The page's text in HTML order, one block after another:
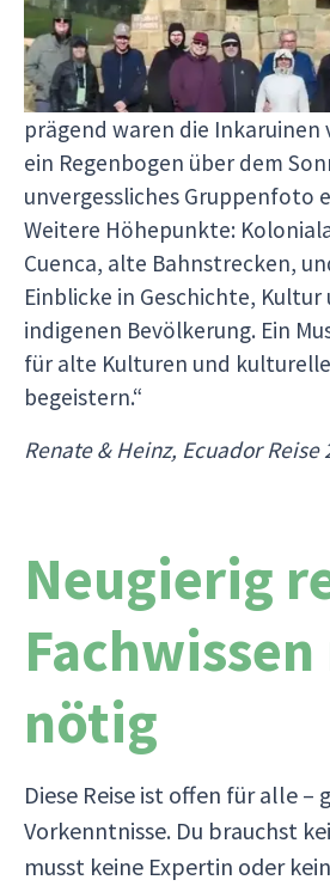
Vielfalt – von
tropischem Nebelwald, von
Märkten bis zu stillen
prägend waren die Inkaruinen
ein Regenbogen über dem
unvergessliches Gruppenfoto
Weitere Höhepunkte:
Cuenca, alte Bahnstrecken,
Einblicke in Geschichte,
indigenen Bevölkerung. Ein
für alte Kulturen und
begeistern.“
Renate & Heinz, Ecuador Reise
Neugierig
nötig
Diese Reise ist offen für alle –
Vorkenntnisse. Du brauchst
musst keine Expertin oder